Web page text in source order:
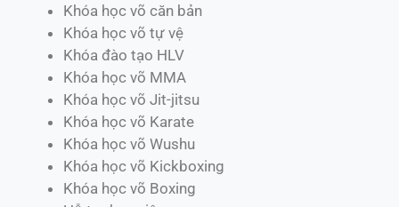
Khóa học võ căn bản
Khóa học võ tự vệ
Khóa đào tạo HLV
Khóa học võ MMA
Khóa học võ Jit-jitsu
Khóa học võ Karate
Khóa học võ Wushu
Khóa học võ Kickboxing
Khóa học võ Boxing